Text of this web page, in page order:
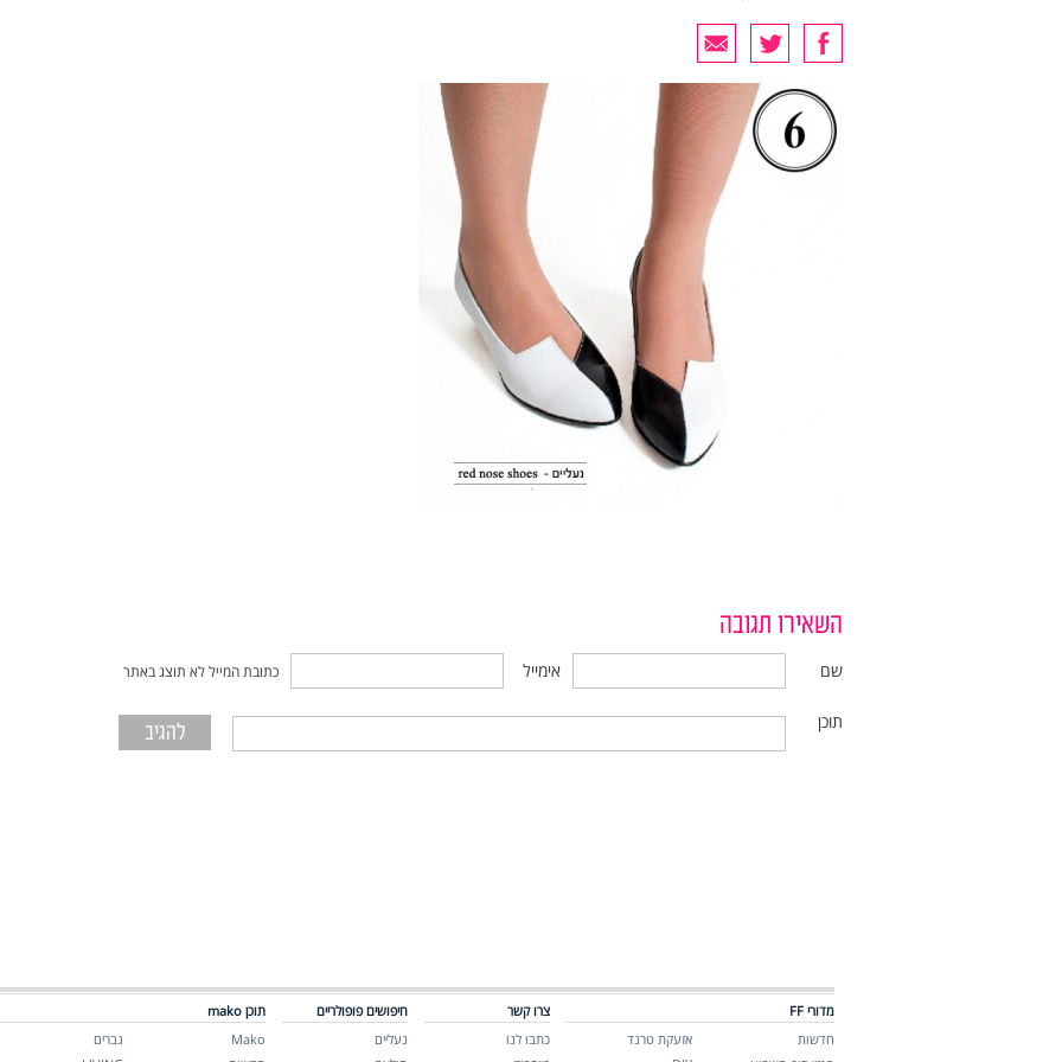
השאירו תגובה
שם אימייל כתובת המייל לא תוצג באתר
תוכן
מדורי FF
חדשות
אזעקת טרנד
צרו קשר
כתבו לנו
חיפושים פופולריים
נעליים
תוכן mako
Mako
גברים